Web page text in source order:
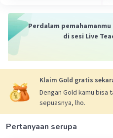
Perdalam
di sesi Live
Klaim Gold gratis
Dengan Gold kamu bisa
sepuasnya, lho.
Pertanyaan serupa